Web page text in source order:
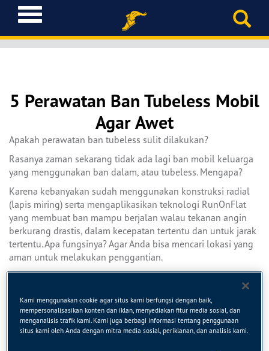
T
o
g
g
a
g
a
t
o
n
5 Perawatan Ban Tubeless Mobil
Agar Awet
Apakah perawatan ban tubeless sulit dilakukan?
Rasanya zaman sekarang tidak ada lagi ban mobil keluarga
yang menggunakan ban dalam, atau tubeless. Mengapa?
Karena kebanyakan sudah menggunakan konstruksi radial
(lapis miring) serta mengaplikasikan teknologi RunOnFlat
yang membuat ban mampu berjalan walau tekanan angin
berkurang drastis, dalam kecepatan tertentu dan untuk jarak
tertentu. Apa fungsinya? Agar Anda bisa mencari lokasi yang
aman untuk melakukan penggantian.
Kami menggunakan cookie agar situs kami berfungsi dengan baik,
mempersonalisasikan konten dan iklan, menyediakan fitur media sosial, dan
menganalisis trafik kami. Kami juga berbagi informasi tentang penggunaan
situs kami oleh Anda dengan mitra media sosial, periklanan, dan analisis kami.